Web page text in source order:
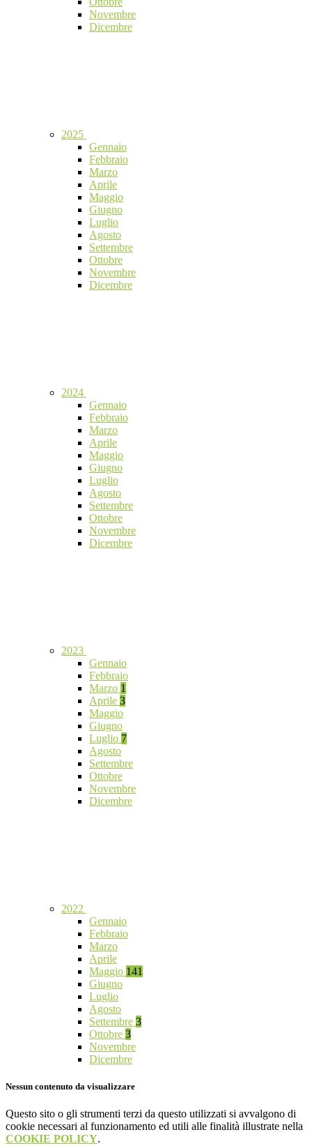
Novembre
Dicembre
2025
Gennaio
Febbraio
Marzo
Aprile
Maggio
Giugno
Luglio
Agosto
Settembre
Ottobre
Novembre
Dicembre
2024
Gennaio
Febbraio
Marzo
Aprile
Maggio
Giugno
Luglio
Agosto
Settembre
Ottobre
Novembre
Dicembre
2023
Gennaio
Febbraio
Marzo 1
Aprile 3
Maggio
Giugno
Luglio 7
Agosto
Settembre
Ottobre
Novembre
Dicembre
2022
Gennaio
Febbraio
Marzo
Aprile
Maggio 141
Giugno
Luglio
Agosto
Settembre 3
Ottobre 3
Novembre
Dicembre
Nessun contenuto da visualizzare
Questo sito o gli strumenti terzi da questo utilizzati si avvalgono di
cookie necessari al funzionamento ed utili alle finalità illustrate nella
COOKIE POLICY.